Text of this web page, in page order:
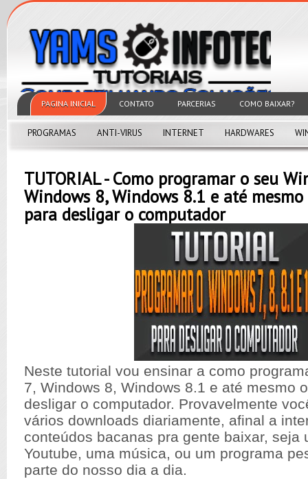
PAGINA INICIAL CONTATO PARCERIAS COMO BAIXAR?
PROGRAMAS ANTI-VIRUS INTERNET HARDWARES
TUTORIAL - Como programar o seu
Windows 8, Windows 8.1 e até
para desligar o computador
Neste tutorial vou ensinar a como
7, Windows 8, Windows 8.1 e até mesmo
desligar o computador. Provavelmente
vários downloads diariamente, afinal a
conteúdos bacanas pra gente baixar, seja
Youtube, uma música, ou um programa
parte do nosso dia a dia.